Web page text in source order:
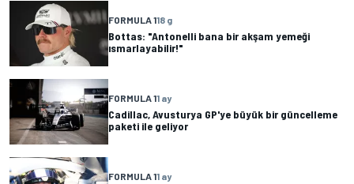
FORMULA 118 g
Bottas: "Antonelli bana bir akşam yemeği
ısmarlayabilir!"
FORMULA 11 ay
Cadillac, Avusturya GP'ye büyük bir güncelleme
paketi ile geliyor
FORMULA 11 ay